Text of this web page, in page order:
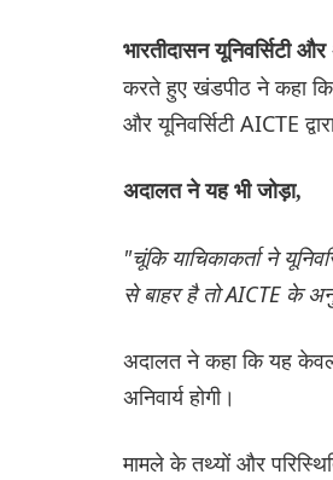
भारतीदासन यूनिवर्सिटी
करते हुए खंडपीठ ने कहा
और यूनिवर्सिटी AICTE
अदालत ने यह भी जोड़ा,
"चूंकि याचिकाकर्ता ने
से बाहर है तो AICTE के
अदालत ने कहा कि यह केवल
अनिवार्य होगी।
मामले के तथ्यों और